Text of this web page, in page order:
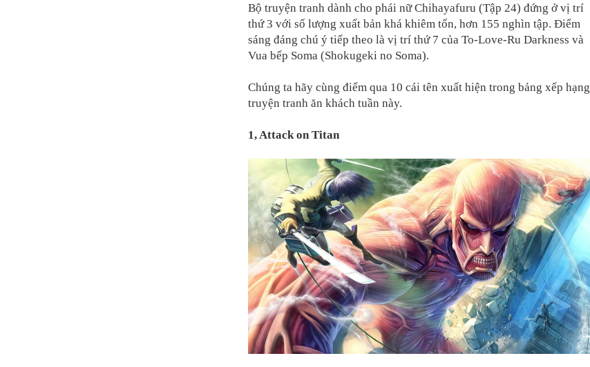
Bộ truyện tranh dành cho phái nữ Chihayafuru (Tập 24) đứng ở vị trí
thứ 3 với số lượng xuất bản khá khiêm tốn, hơn 155 nghìn tập. Điểm
sáng đáng chú ý tiếp theo là vị trí thứ 7 của To-Love-Ru Darkness và
Vua bếp Soma (Shokugeki no Soma).
Chúng ta hãy cùng điểm qua 10 cái tên xuất hiện trong bảng xếp hạng
truyện tranh ăn khách tuần này.
1, Attack on Titan